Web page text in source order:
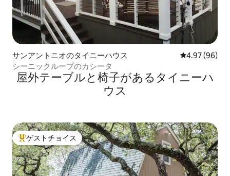
サンアントニオのタイニーハウス レビュー96
4.97 (96)
シーニックループのカシータ
屋外テーブルと椅子があるタイニーハ
ウス
大好評のゲストチョイスです。
ゲストチョイス